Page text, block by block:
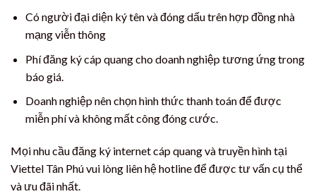
Có người đại diện ký tên và đóng dấu trên hợp đồng nhà
mạng viễn thông
Phí đăng ký cáp quang cho doanh nghiệp tương ứng trong
báo giá.
Doanh nghiệp nên chọn hình thức thanh toán để được
miễn phí và không mất công đóng cước.
Mọi nhu cầu đăng ký internet cáp quang và truyền hình tại
Viettel Tân Phú vui lòng liên hệ hotline để được tư vấn cụ thể
và ưu đãi nhất.